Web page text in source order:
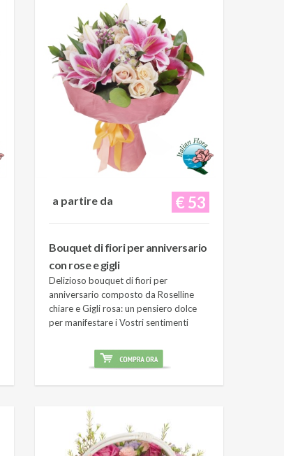
€ 53
a partire da
Bouquet di fiori per anniversario
con rose e gigli
Delizioso bouquet di fiori per
anniversario composto da Roselline
chiare e Gigli rosa: un pensiero dolce
per manifestare i Vostri sentimenti